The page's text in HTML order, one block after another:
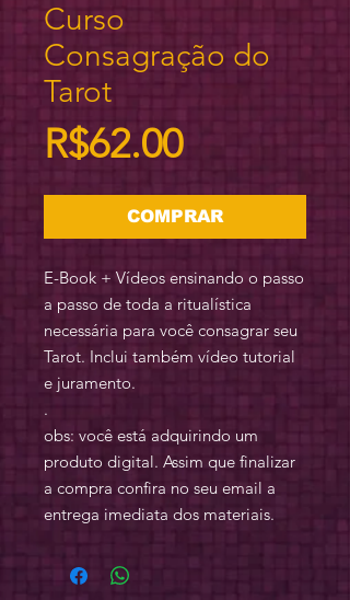
Curso
Consagração do
Tarot
R$62.00Preço
COMPRAR
E-Book + Vídeos ensinando o passo
a passo de toda a ritualística
necessária para você consagrar seu
Tarot. Inclui também vídeo tutorial
e juramento.
.
obs: você está adquirindo um
produto digital. Assim que finalizar
a compra confira no seu email a
entrega imediata dos materiais.